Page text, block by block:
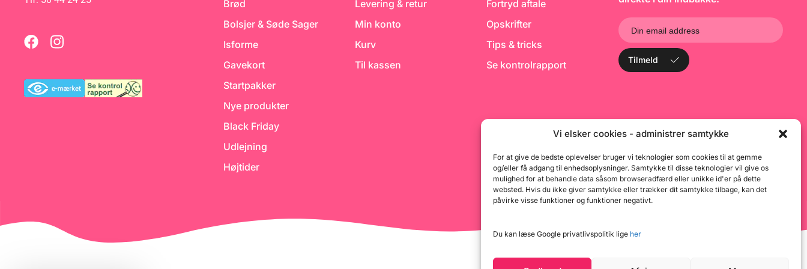
Vi elsker cookies - administrer samtykke
For at give de bedste oplevelser bruger vi teknologier som cookies til at gemme
og/eller få adgang til enhedsoplysninger. Samtykke til disse teknologier vil give os
mulighed for at behandle data såsom browseradfærd eller unikke id'er på dette
websted. Hvis du ikke giver samtykke eller trækker dit samtykke tilbage, kan det
påvirke visse funktioner og funktioner negativt.
Du kan læse Google privatlivspolitik lige her
Pink Fondant
Brød
Bolsjer & Søde Sager
Isforme
Gavekort
Startpakker
Nye produkter
Black Friday
Udlejning
Højtider
Levering & retur
Min konto
Kurv
Til kassen
Fortryd aftale
Opskrifter
Tips & tricks
Se kontrolrapport
Tilmeld